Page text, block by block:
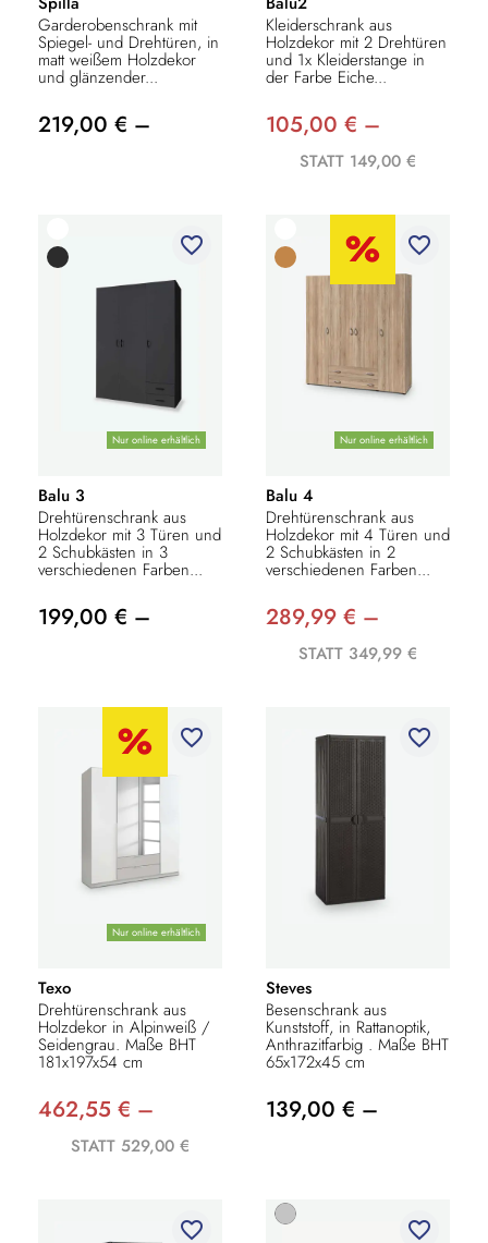
Garderobenschrank mit
Spiegel- und Drehtüren, in
matt weißem Holzdekor
und glänzender...
219,00 € –
Kleiderschrank aus
Holzdekor mit 2 Drehtüren
und 1x Kleiderstange in
der Farbe Eiche...
105,00 € –
STATT 149,00 €
Nur online erhältlich
favorite_border
Balu 3
Drehtürenschrank aus
Holzdekor mit 3 Türen und
2 Schubkästen in 3
verschiedenen Farben...
199,00 € –
Nur online erhältlich
favorite_border
Balu 4
Drehtürenschrank aus
Holzdekor mit 4 Türen und
2 Schubkästen in 2
verschiedenen Farben...
289,99 € –
STATT 349,99 €
Nur online erhältlich
favorite_border
Texo
Drehtürenschrank aus
Holzdekor in Alpinweiß /
Seidengrau. Maße BHT
181x197x54 cm
462,55 € –
STATT 529,00 €
favorite_border
Steves
Besenschrank aus
Kunststoff, in Rattanoptik,
Anthrazitfarbig . Maße BHT
65x172x45 cm
139,00 € –
favorite_border favorite_border